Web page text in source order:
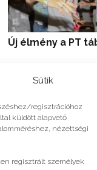
Sütik
regisztrációhoz
küldött alapvető
nézettségi
regisztrált személyek
Új élmény a PT